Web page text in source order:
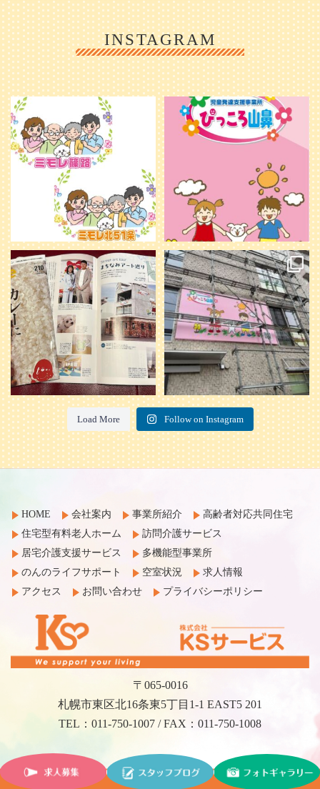
INSTAGRAM
利用者様やご家族の皆さまに、親し
みや温かさが伝わるようなデザイン
を目指し、ミモレのイラストを新し
く作...
20 0
＼ 2026年6月1日 OPEN ／
...
25 0
本日発売のオトンvol.210号に掲載さ
れました！...
28 1
『ぴっころ山鼻』オープンに向けて
準備が着々と進んでいます。
皆さんお楽しみに〜
...
26 0
Load More Follow on Instagram
HOME 会社案内 事業所紹介
高齢者対応共同住宅
住宅型有料老人ホーム
訪問介護サービス
居宅介護支援サービス
多機能型事業所
のんのライフサポート
空室状況
求人情報
アクセス
お問い合わせ プライバシーポリシー
〒065-0016
札幌市東区北16条東5丁目1-1 EAST5 201
TEL：011-750-1007 / FAX：011-750-1008
©2017 KS Service